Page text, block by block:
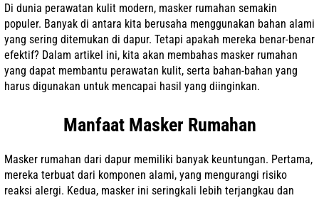
Di dunia perawatan kulit modern, masker rumahan semakin
populer. Banyak di antara kita berusaha menggunakan bahan alami
yang sering ditemukan di dapur. Tetapi apakah mereka benar-benar
efektif? Dalam artikel ini, kita akan membahas masker rumahan
yang dapat membantu perawatan kulit, serta bahan-bahan yang
harus digunakan untuk mencapai hasil yang diinginkan.
Manfaat Masker Rumahan
Masker rumahan dari dapur memiliki banyak keuntungan. Pertama,
mereka terbuat dari komponen alami, yang mengurangi risiko
reaksi alergi. Kedua, masker ini seringkali lebih terjangkau dan